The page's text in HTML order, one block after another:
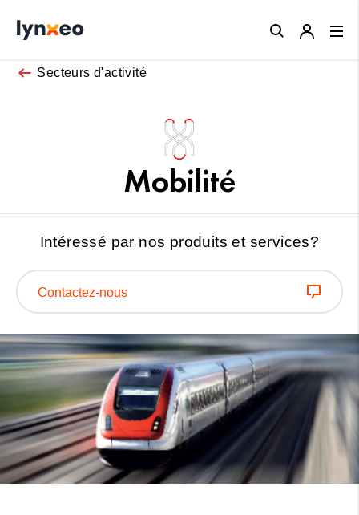
Secteurs d'activité
Mobilité
Intéressé par nos produits et services?
Contactez-nous
Close